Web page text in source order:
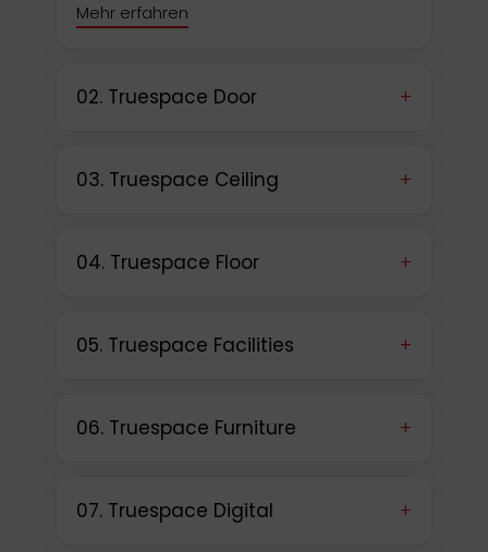
Mehr erfahren
02. Truespace Door +
03. Truespace Ceiling +
04. Truespace Floor +
05. Truespace Facilities +
06. Truespace Furniture +
07. Truespace Digital +